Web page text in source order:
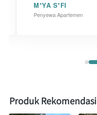
M*YA S*FI
Penyewa Apartemen
Produk Rekomendasi